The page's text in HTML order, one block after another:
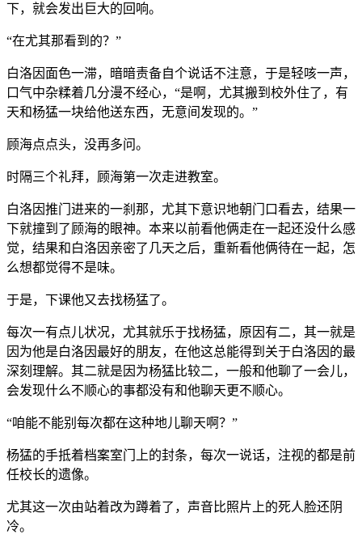
下，就会发出巨大的回响。
“在尤其那看到的？”
白洛因面色一滞，暗暗责备自个说话不注意，于是轻咳一声，
口气中杂糅着几分漫不经心，“是啊，尤其搬到校外住了，有
天和杨猛一块给他送东西，无意间发现的。”
顾海点点头，没再多问。
时隔三个礼拜，顾海第一次走进教室。
白洛因推门进来的一刹那，尤其下意识地朝门口看去，结果一
下就撞到了顾海的眼神。本来以前看他俩走在一起还没什么感
觉，结果和白洛因亲密了几天之后，重新看他俩待在一起，怎
么想都觉得不是味。
于是，下课他又去找杨猛了。
每次一有点儿状况，尤其就乐于找杨猛，原因有二，其一就是
因为他是白洛因最好的朋友，在他这总能得到关于白洛因的最
深刻理解。其二就是因为杨猛比较二，一般和他聊了一会儿，
会发现什么不顺心的事都没有和他聊天更不顺心。
“咱能不能别每次都在这种地儿聊天啊？”
杨猛的手抵着档案室门上的封条，每次一说话，注视的都是前
任校长的遗像。
尤其这一次由站着改为蹲着了，声音比照片上的死人脸还阴
冷。